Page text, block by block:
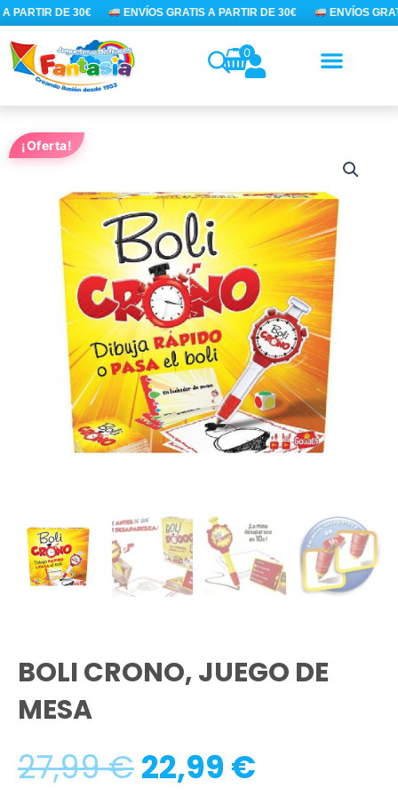
Ir
al
contenido
PARTIR DE 30€ ENVÍOS GRATIS A PARTIR DE 30€ ENVÍOS
0
¡Oferta!
BOLI CRONO, JUEGO DE
MESA
27,99€El
22,99 €